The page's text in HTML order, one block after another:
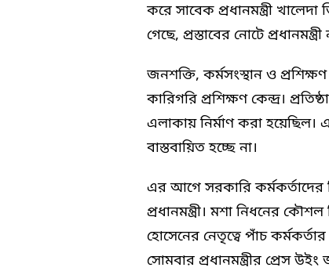
করে সাবেক প্রধানমন্ত্রী
গেছে, প্রস্তাবের নোটে
জনশক্তি, কর্মসংস্থান ও
কারিগরি প্রশিক্ষণ কেন্দ্র।
এলাকায় নির্মাণ করা
বাস্তবায়িত হচ্ছে না।
এর আগে সরকারি
প্রধানমন্ত্রী। মশা নিধনের
হোসেনের নেতৃত্বে পাঁচ
সোমবার প্রধানমন্ত্রীর প্রেস